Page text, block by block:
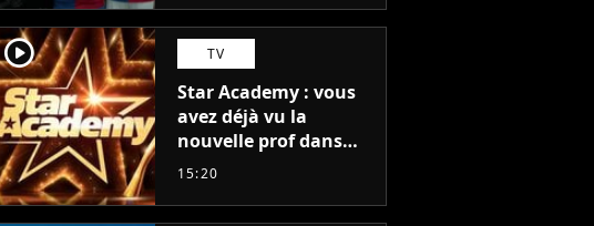
player2 TV
Star Academy : vous
avez déjà vu la
nouvelle prof dans
The Voice et aux
15:20